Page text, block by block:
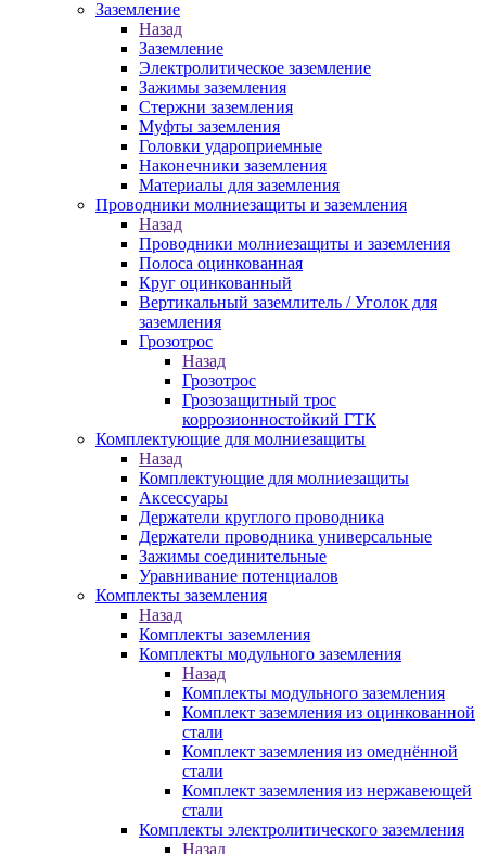
Заземление
Назад
Заземление
Электролитическое заземление
Зажимы заземления
Стержни заземления
Муфты заземления
Головки удароприемные
Наконечники заземления
Материалы для заземления
Проводники молниезащиты и заземления
Назад
Проводники молниезащиты и заземления
Полоса оцинкованная
Круг оцинкованный
Вертикальный заземлитель / Уголок для
заземления
Грозотрос
Назад
Грозотрос
Грозозащитный трос
коррозионностойкий ГТК
Комплектующие для молниезащиты
Назад
Комплектующие для молниезащиты
Аксессуары
Держатели круглого проводника
Держатели проводника универсальные
Зажимы соединительные
Уравнивание потенциалов
Комплекты заземления
Назад
Комплекты заземления
Комплекты модульного заземления
Назад
Комплекты модульного заземления
Комплект заземления из оцинкованной
стали
Комплект заземления из омеднённой
стали
Комплект заземления из нержавеющей
стали
Комплекты электролитического заземления
Назад